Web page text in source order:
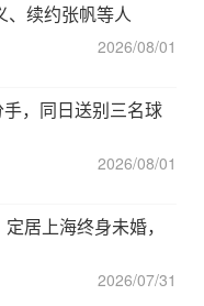
、续约张帆等人
2026/08/01
，同日送别三名球
2026/08/01
居上海终身未婚，
2026/07/31